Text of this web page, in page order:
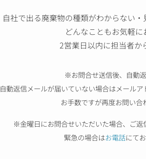
自社で出る廃棄物の種類がわからない
どんなこともお気軽に
2営業日以内に担当者か
※お問合せ送信後、自動
自動返信メールが届いていない場合はメール
お手数ですが再度お問い合
※金曜日にお問合せいただいた場合、ご
緊急の場合はお電話にて